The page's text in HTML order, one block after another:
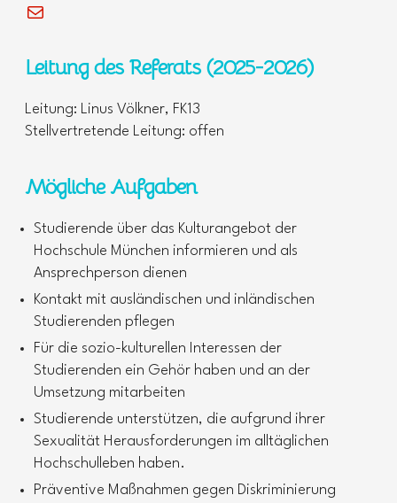
E-Mail
Leitung des Referats (2025-2026)
Leitung: Linus Völkner, FK13
Stellvertretende Leitung: offen
Mögliche Aufgaben
Studierende über das Kulturangebot der
Hochschule München informieren und als
Ansprechperson dienen
Kontakt mit ausländischen und inländischen
Studierenden pflegen
Für die sozio-kulturellen Interessen der
Studierenden ein Gehör haben und an der
Umsetzung mitarbeiten
Studierende unterstützen, die aufgrund ihrer
Sexualität Herausforderungen im alltäglichen
Hochschulleben haben.
Präventive Maßnahmen gegen Diskriminierung